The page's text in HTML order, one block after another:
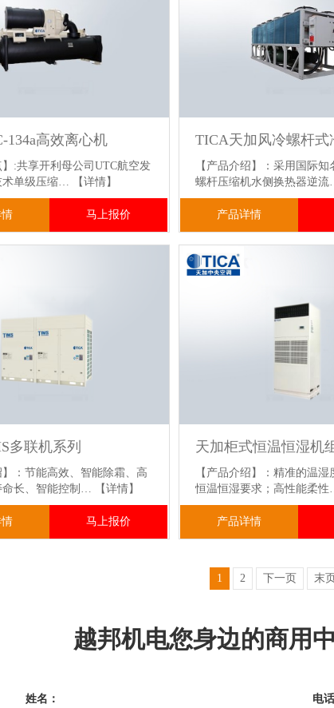
134a高效离心机
】:共享开利母公司UTC航空发
术单级压缩…
【详情】
马上报价
【产品介绍】：采用国际知
螺杆压缩机水侧换热器逆流
产品详情
多联机系列
】：节能高效、智能除霜、高
命长、智能控制…
【详情】
马上报价
天加柜式恒温恒湿机
【产品介绍】：精准的温湿
恒温恒湿要求；高性能柔性
产品详情
1 2 下一页 末
越邦机电您身边的商用
姓名： 电